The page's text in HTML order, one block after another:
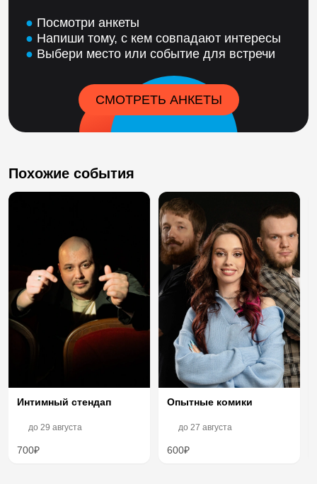
● Посмотри анкеты
● Напиши тому, с кем совпадают интересы
● Выбери место или событие для встречи
СМОТРЕТЬ АНКЕТЫ
Похожие события
Интимный стендап
до 29 августа
700₽
Опытные комики
до 27 августа
600₽